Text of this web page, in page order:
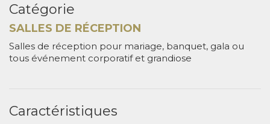
Catégorie
SALLES DE RÉCEPTION
Salles de réception pour mariage, banquet, gala ou
tous événement corporatif et grandiose
Caractéristiques